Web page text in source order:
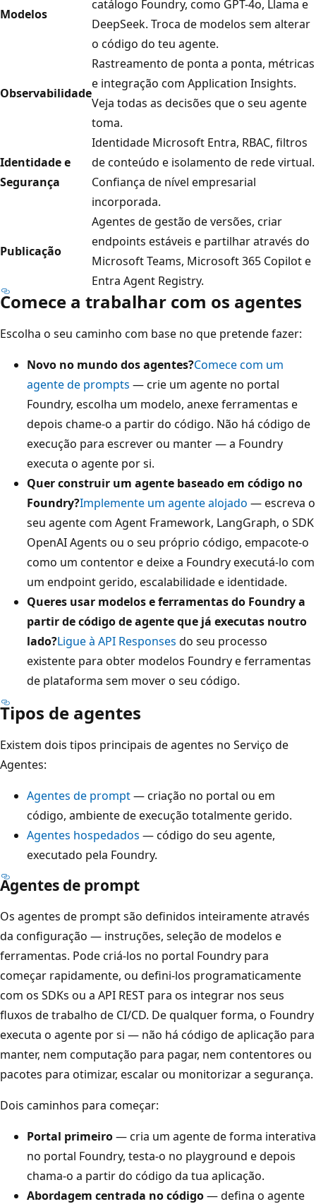
Modelos
catálogo Foundry, como GPT-4o, Llama e
DeepSeek. Troca de modelos sem alterar
o código do teu agente.
Observabilidade
Rastreamento de ponta a ponta, métricas
e integração com Application Insights.
Veja todas as decisões que o seu agente
toma.
Identidade e
Segurança
Identidade Microsoft Entra, RBAC, filtros
de conteúdo e isolamento de rede virtual.
Confiança de nível empresarial
incorporada.
Publicação
Agentes de gestão de versões, criar
endpoints estáveis e partilhar através do
Microsoft Teams, Microsoft 365 Copilot e
Entra Agent Registry.
Comece a trabalhar com os agentes
Escolha o seu caminho com base no que pretende fazer:
Novo no mundo dos agentes?Comece com um
agente de prompts — crie um agente no portal
Foundry, escolha um modelo, anexe ferramentas e
depois chame-o a partir do código. Não há código de
execução para escrever ou manter — a Foundry
executa o agente por si.
Quer construir um agente baseado em código no
Foundry?Implemente um agente alojado — escreva o
seu agente com Agent Framework, LangGraph, o SDK
OpenAI Agents ou o seu próprio código, empacote-o
como um contentor e deixe a Foundry executá-lo com
um endpoint gerido, escalabilidade e identidade.
Queres usar modelos e ferramentas do Foundry a
partir de código de agente que já executas noutro
lado?Ligue à API Responses do seu processo
existente para obter modelos Foundry e ferramentas
de plataforma sem mover o seu código.
Tipos de agentes
Existem dois tipos principais de agentes no Serviço de
Agentes:
Agentes de prompt— criação no portal ou em
código, ambiente de execução totalmente gerido.
Agentes hospedados — código do seu agente,
executado pela Foundry.
Agentes de prompt
Os agentes de prompt são definidos inteiramente através
da configuração — instruções, seleção de modelos e
ferramentas. Pode criá-los no portal Foundry para
começar rapidamente, ou defini-los programaticamente
com os SDKs ou a API REST para os integrar nos seus
fluxos de trabalho de CI/CD. De qualquer forma, o Foundry
executa o agente por si — não há código de aplicação para
manter, nem computação para pagar, nem contentores ou
pacotes para otimizar, escalar ou monitorizar a segurança.
Dois caminhos para começar:
Portal primeiro— cria um agente de forma interativa
no portal Foundry, testa-o no playground e depois
chama-o a partir do código da tua aplicação.
Abordagem centrada no código— defina o agente